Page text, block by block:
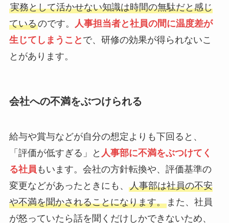
実務として活かせない知識は時間の無駄だと感じ
ているのです。
人事担当者と社員の間に温度差が
生じてしまうこと で、研修の効果が得られないこ
とがあります。
会社への不満をぶつけられる
給与や賞与などが自分の想定よりも下回ると、
「評価が低すぎる」と 人事部に不満をぶつけてく
る社員 もいます。会社の方針転換や、評価基準の
変更などがあったときにも、 人事部は社員の不安
や不満を聞かされることになります。また、社員
が怒っていたら話を聞くだけしかできないため、